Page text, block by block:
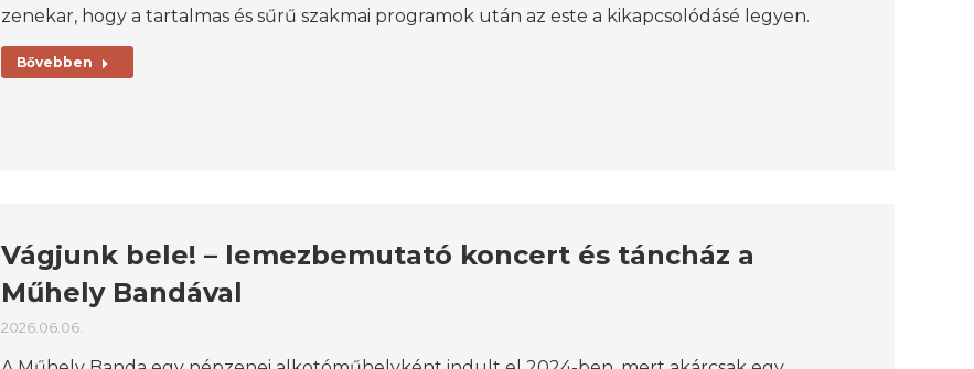
zenekar, hogy a tartalmas és sűrű szakmai programok után az este a kikapcsolódásé legyen.
Bővebben
Vágjunk bele! – lemezbemutató koncert és táncház a
Műhely Bandával
2026.06.06.